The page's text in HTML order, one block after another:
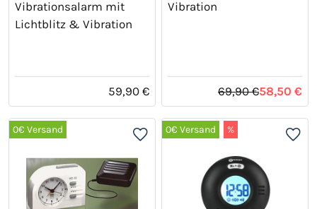
Vibrationsalarm mit
Lichtblitz & Vibration
59,90 €
Vibration
69,90 €58,50 €
0€ Versand 0€ Versand %